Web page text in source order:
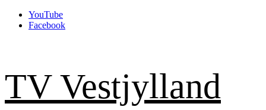
Skip
YouTube
Facebook
TV Vestjylland